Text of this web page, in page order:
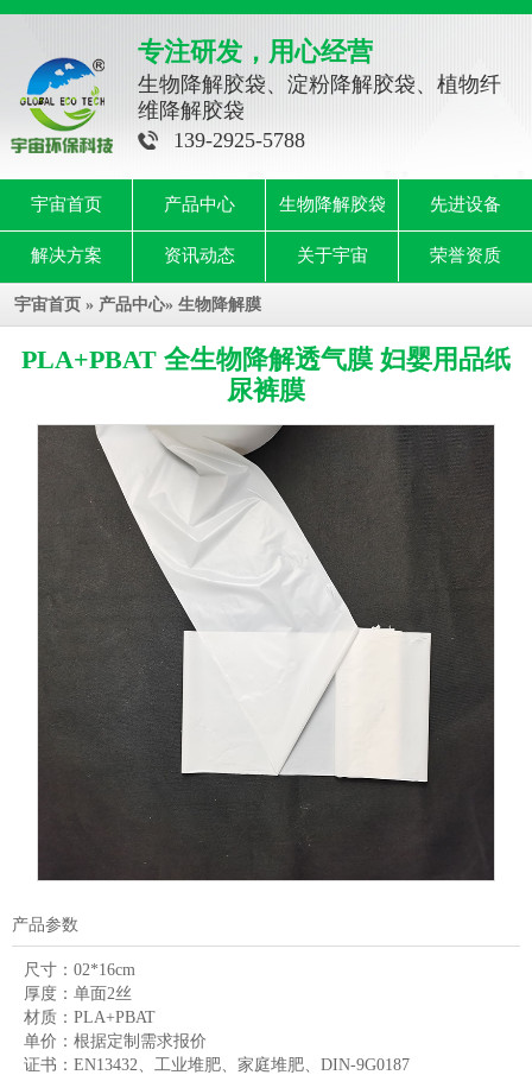
专注研发，用心经营
生物降解胶袋、淀粉降解胶袋、植物纤
维降解胶袋
139-2925-5788
宇宙首页 产品中心 生物降解胶袋 先进设备
解决方案 资讯动态 关于宇宙 荣誉资质
宇宙首页 » 产品中心» 生物降解膜
PLA+PBAT 全生物降解透气膜 妇婴用品纸
尿裤膜
产品参数
尺寸： 02*16cm
厚度： 单面2丝
材质： PLA+PBAT
单价： 根据定制需求报价
证书： EN13432、工业堆肥、家庭堆肥、DIN-9G0187